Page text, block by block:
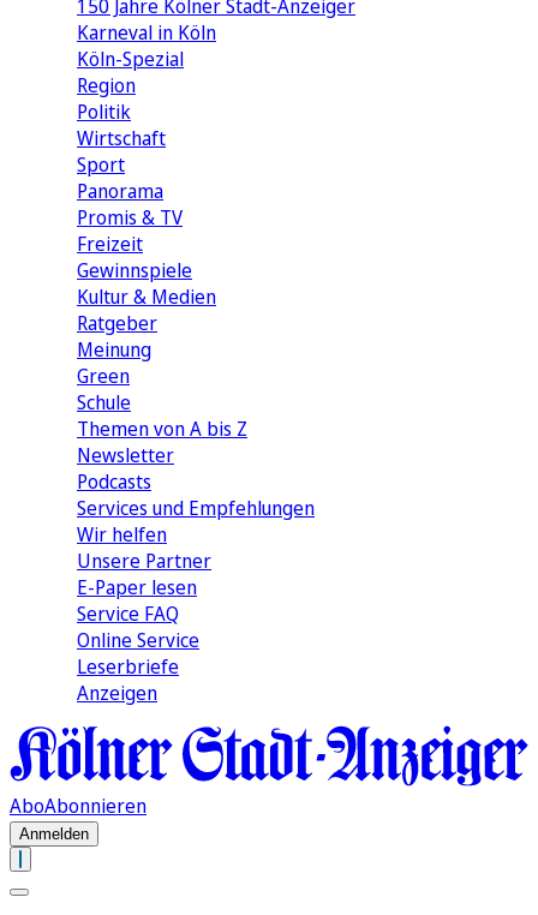
150 Jahre Kölner Stadt-Anzeiger
Karneval in Köln
Köln-Spezial
Region
Politik
Wirtschaft
Sport
Panorama
Promis & TV
Freizeit
Gewinnspiele
Kultur & Medien
Ratgeber
Meinung
Green
Schule
Themen von A bis Z
Newsletter
Podcasts
Services und Empfehlungen
Wir helfen
Unsere Partner
E-Paper lesen
Service FAQ
Online Service
Leserbriefe
Anzeigen
AboAbonnieren
Anmelden